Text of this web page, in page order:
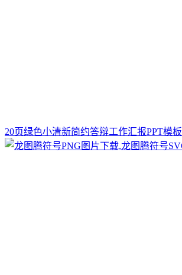
20页绿色小清新简约答辩工作汇报PPT模板